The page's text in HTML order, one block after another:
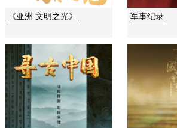
《亚洲 文明之光》 军事纪录